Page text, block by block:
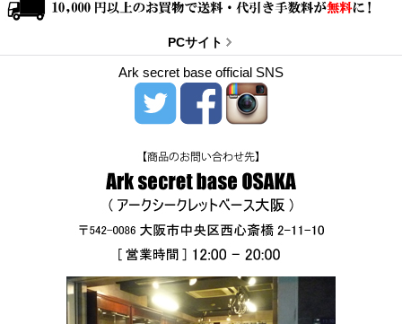
PCサイト
Ark secret base official SNS